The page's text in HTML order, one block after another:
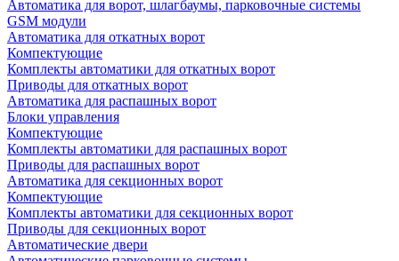
Автоматика для ворот, шлагбаумы, парковочные системы
GSM модули
Автоматика для откатных ворот
Компектующие
Комплекты автоматики для откатных ворот
Приводы для откатных ворот
Автоматика для распашных ворот
Блоки управления
Компектующие
Комплекты автоматики для распашных ворот
Приводы для распашных ворот
Автоматика для секционных ворот
Компектующие
Комплекты автоматики для секционных ворот
Приводы для секционных ворот
Автоматические двери